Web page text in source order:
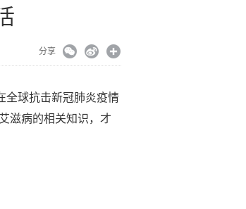
分享
全球抗击新冠肺炎疫情
滋病的相关知识，才